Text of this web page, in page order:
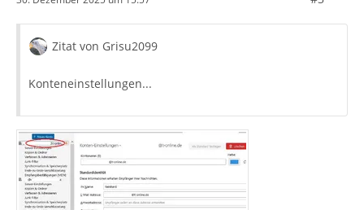
Zitat von Grisu2099
Konteneinstellungen...